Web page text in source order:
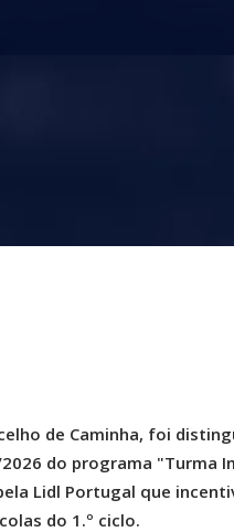
de Caminha, foi
do programa "Turma
Lidl Portugal que
do 1.º ciclo.